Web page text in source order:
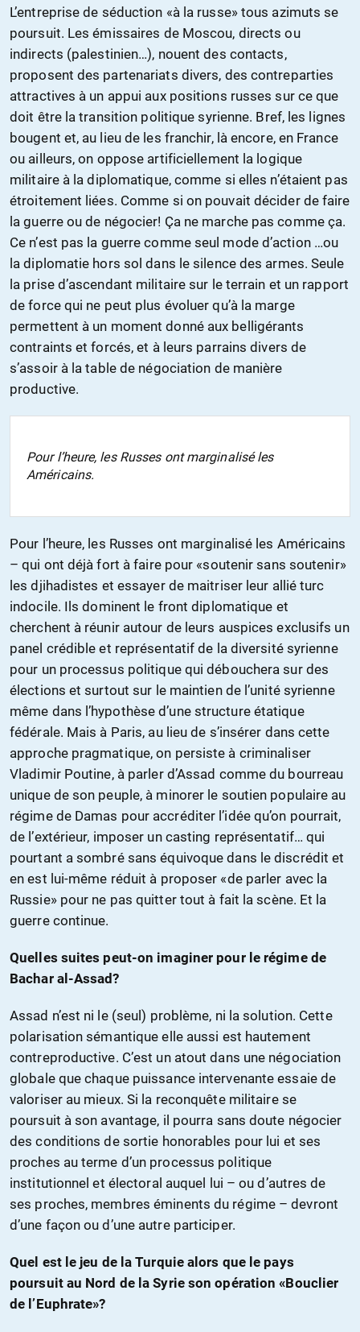
L’entreprise de séduction «à la russe» tous azimuts se
poursuit. Les émissaires de Moscou, directs ou
indirects (palestinien…), nouent des contacts,
proposent des partenariats divers, des contreparties
attractives à un appui aux positions russes sur ce que
doit être la transition politique syrienne. Bref, les lignes
bougent et, au lieu de les franchir, là encore, en France
ou ailleurs, on oppose artificiellement la logique
militaire à la diplomatique, comme si elles n’étaient pas
étroitement liées. Comme si on pouvait décider de faire
la guerre ou de négocier! Ça ne marche pas comme ça.
Ce n’est pas la guerre comme seul mode d’action …ou
la diplomatie hors sol dans le silence des armes. Seule
la prise d’ascendant militaire sur le terrain et un rapport
de force qui ne peut plus évoluer qu’à la marge
permettent à un moment donné aux belligérants
contraints et forcés, et à leurs parrains divers de
s’assoir à la table de négociation de manière
productive.
Pour l’heure, les Russes ont marginalisé les
Américains.
Pour l’heure, les Russes ont marginalisé les Américains
– qui ont déjà fort à faire pour «soutenir sans soutenir»
les djihadistes et essayer de maitriser leur allié turc
indocile. Ils dominent le front diplomatique et
cherchent à réunir autour de leurs auspices exclusifs un
panel crédible et représentatif de la diversité syrienne
pour un processus politique qui débouchera sur des
élections et surtout sur le maintien de l’unité syrienne
même dans l’hypothèse d’une structure étatique
fédérale. Mais à Paris, au lieu de s’insérer dans cette
approche pragmatique, on persiste à criminaliser
Vladimir Poutine, à parler d’Assad comme du bourreau
unique de son peuple, à minorer le soutien populaire au
régime de Damas pour accréditer l’idée qu’on pourrait,
de l’extérieur, imposer un casting représentatif… qui
pourtant a sombré sans équivoque dans le discrédit et
en est lui-même réduit à proposer «de parler avec la
Russie» pour ne pas quitter tout à fait la scène. Et la
guerre continue.
Quelles suites peut-on imaginer pour le régime de
Bachar al-Assad?
Assad n’est ni le (seul) problème, ni la solution. Cette
polarisation sémantique elle aussi est hautement
contreproductive. C’est un atout dans une négociation
globale que chaque puissance intervenante essaie de
valoriser au mieux. Si la reconquête militaire se
poursuit à son avantage, il pourra sans doute négocier
des conditions de sortie honorables pour lui et ses
proches au terme d’un processus politique
institutionnel et électoral auquel lui – ou d’autres de
ses proches, membres éminents du régime – devront
d’une façon ou d’une autre participer.
Quel est le jeu de la Turquie alors que le pays
poursuit au Nord de la Syrie son opération «Bouclier
de l’Euphrate»?